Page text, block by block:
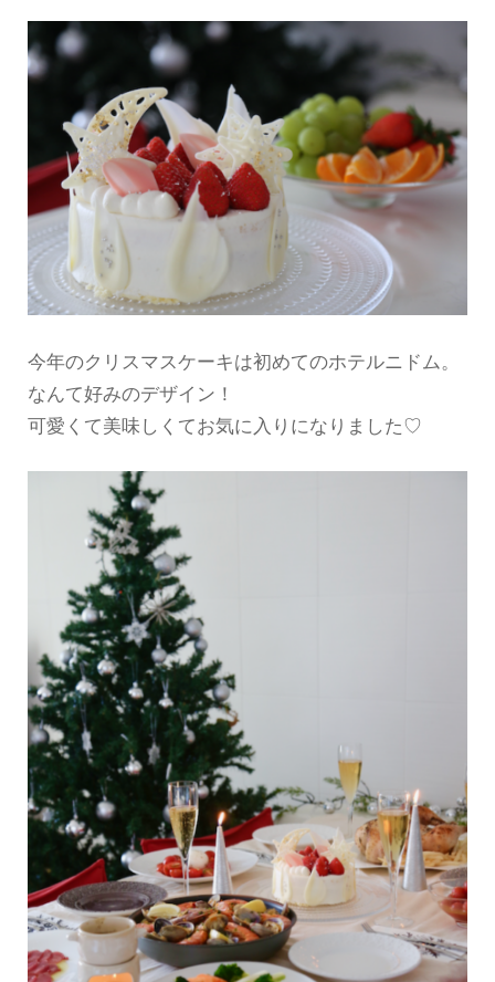
今年のクリスマスケーキは初めてのホテルニドム。
なんて好みのデザイン！
可愛くて美味しくてお気に入りになりました♡